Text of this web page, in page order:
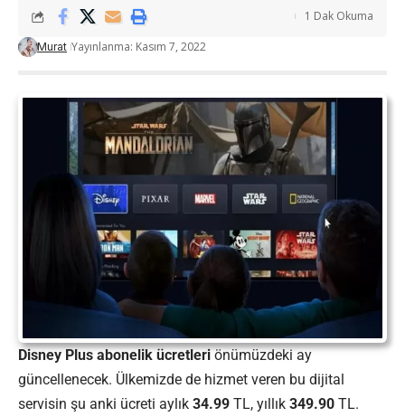
Murat Yayınlanma: Kasım 7, 2022
1 Dak Okuma
Disney Plus abonelik ücretleriönümüzdeki ay
güncellenecek. Ülkemizde de hizmet veren bu dijital
servisin şu anki ücreti aylık 34.99 TL, yıllık 349.90 TL.